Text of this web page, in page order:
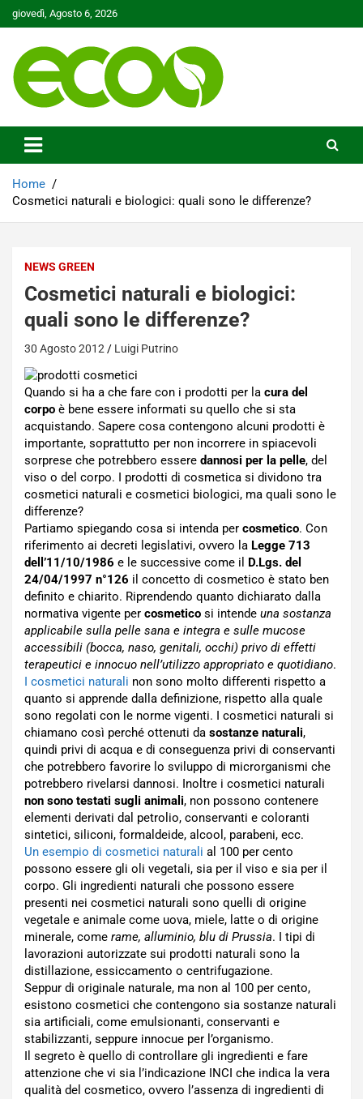
Skip
to
giovedì, Agosto 6, 2026
Ecoo.it
Home
Cosmetici naturali e biologici: quali sono le differenze?
NEWS GREEN
Cosmetici naturali e biologici:
quali sono le differenze?
30 Agosto 2012 Luigi Putrino
Quando si ha a che fare con i prodotti per la cura del
corpo è bene essere informati su quello che si sta
acquistando. Sapere cosa contengono alcuni prodotti è
importante, soprattutto per non incorrere in spiacevoli
sorprese che potrebbero essere dannosi per la pelle, del
viso o del corpo. I prodotti di cosmetica si dividono tra
cosmetici naturali e cosmetici biologici, ma quali sono le
differenze?
Partiamo spiegando cosa si intenda per cosmetico. Con
riferimento ai decreti legislativi, ovvero la Legge 713
dell’11/10/1986 e le successive come il D.Lgs. del
24/04/1997 n°126 il concetto di cosmetico è stato ben
definito e chiarito. Riprendendo quanto dichiarato dalla
normativa vigente per cosmetico si intende una sostanza
applicabile sulla pelle sana e integra e sulle mucose
accessibili (bocca, naso, genitali, occhi) privo di effetti
terapeutici e innocuo nell’utilizzo appropriato e quotidiano.
I cosmetici naturali non sono molto differenti rispetto a
quanto si apprende dalla definizione, rispetto alla quale
sono regolati con le norme vigenti. I cosmetici naturali si
chiamano così perché ottenuti da sostanze naturali,
quindi privi di acqua e di conseguenza privi di conservanti
che potrebbero favorire lo sviluppo di microrganismi che
potrebbero rivelarsi dannosi. Inoltre i cosmetici naturali
non sono testati sugli animali, non possono contenere
elementi derivati dal petrolio, conservanti e coloranti
sintetici, siliconi, formaldeide, alcool, parabeni, ecc.
Un esempio di cosmetici naturali al 100 per cento
possono essere gli oli vegetali, sia per il viso e sia per il
corpo. Gli ingredienti naturali che possono essere
presenti nei cosmetici naturali sono quelli di origine
vegetale e animale come uova, miele, latte o di origine
minerale, come rame, alluminio, blu di Prussia. I tipi di
lavorazioni autorizzate sui prodotti naturali sono la
distillazione, essiccamento o centrifugazione.
Seppur di originale naturale, ma non al 100 per cento,
esistono cosmetici che contengono sia sostanze naturali
sia artificiali, come emulsionanti, conservanti e
stabilizzanti, seppure innocue per l’organismo.
Il segreto è quello di controllare gli ingredienti e fare
attenzione che vi sia l’indicazione INCI che indica la vera
qualità del cosmetico, ovvero l’assenza di ingredienti di